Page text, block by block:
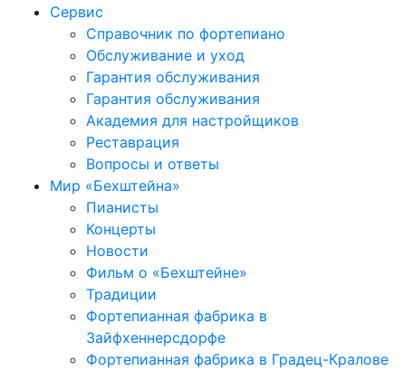
Сервис
Справочник по фортепиано
Обслуживание и уход
Гарантия обслуживания
Гарантия обслуживания
Академия для настройщиков
Реставрация
Вопросы и ответы
Мир «Бехштейна»
Пианисты
Концерты
Новости
Фильм о «Бехштейне»
Традиции
Фортепианная фабрика в
Зайфхеннерсдорфе
Фортепианная фабрика в Градец-Кралове